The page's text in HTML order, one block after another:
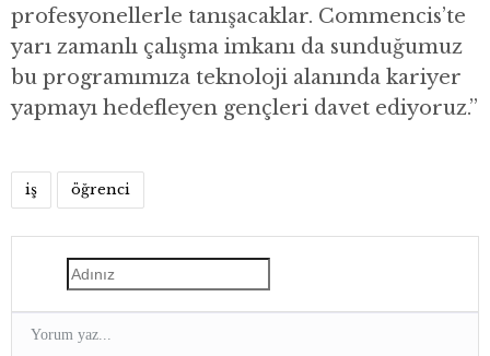
profesyonellerle tanışacaklar. Commencis’te
yarı zamanlı çalışma imkanı da sunduğumuz
bu programımıza teknoloji alanında kariyer
yapmayı hedefleyen gençleri davet ediyoruz.”
iş öğrenci